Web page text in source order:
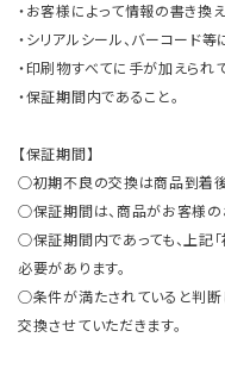
・お客様によって情報の書き換
・シリアルシール、バーコード等
・印刷物すべてに手が加えられて
・保証期間内であること。
【保証期間】
○初期不良の交換は商品到着後
○保証期間は、商品がお客様の
○保証期間内であっても、上記
必要があります。
○条件が満たされていると判断
交換させていただきます。